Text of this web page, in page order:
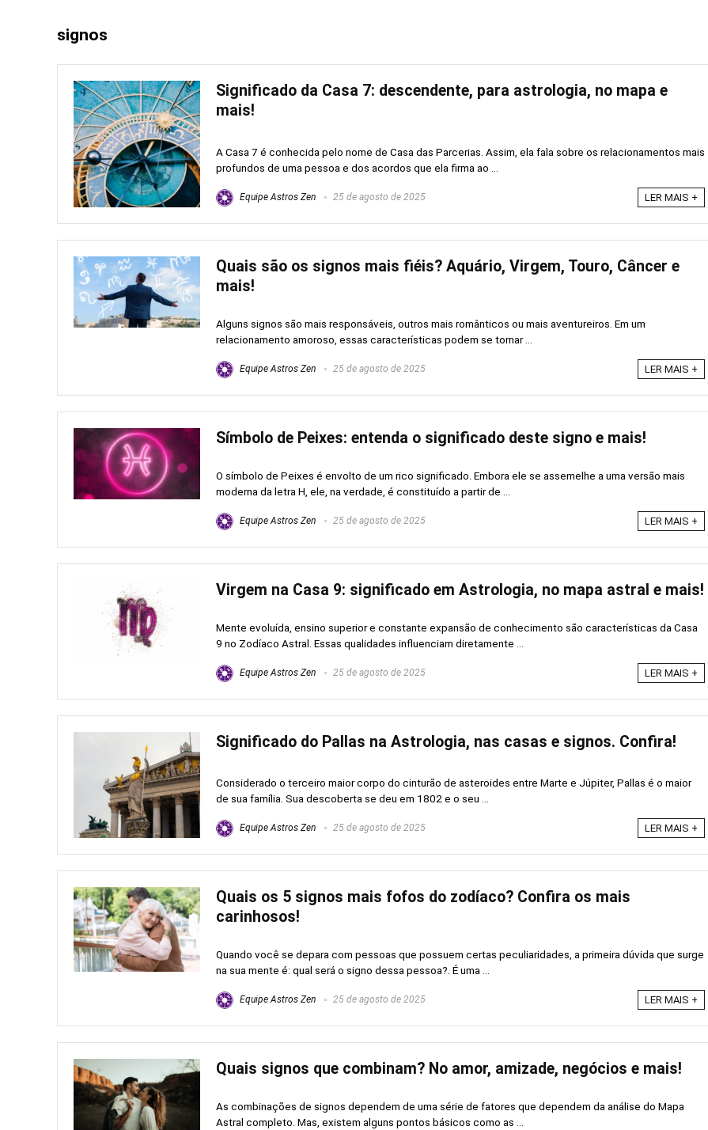
signos
Significado da Casa 7: descendente, para astrologia, no mapa e
mais!
A Casa 7 é conhecida pelo nome de Casa das Parcerias. Assim, ela fala sobre os relacionamentos mais
profundos de uma pessoa e dos acordos que ela firma ao ...
Equipe Astros Zen 25 de agosto de 2025 LER MAIS +
Quais são os signos mais fiéis? Aquário, Virgem, Touro, Câncer e
mais!
Alguns signos são mais responsáveis, outros mais românticos ou mais aventureiros. Em um
relacionamento amoroso, essas características podem se tornar ...
Equipe Astros Zen 25 de agosto de 2025 LER MAIS +
Símbolo de Peixes: entenda o significado deste signo e mais!
O símbolo de Peixes é envolto de um rico significado. Embora ele se assemelhe a uma versão mais
moderna da letra H, ele, na verdade, é constituído a partir de ...
Equipe Astros Zen 25 de agosto de 2025 LER MAIS +
Virgem na Casa 9: significado em Astrologia, no mapa astral e mais!
Mente evoluída, ensino superior e constante expansão de conhecimento são características da Casa
9 no Zodíaco Astral. Essas qualidades influenciam diretamente ...
Equipe Astros Zen 25 de agosto de 2025 LER MAIS +
Significado do Pallas na Astrologia, nas casas e signos. Confira!
Considerado o terceiro maior corpo do cinturão de asteroides entre Marte e Júpiter, Pallas é o maior
de sua família. Sua descoberta se deu em 1802 e o seu ...
Equipe Astros Zen 25 de agosto de 2025 LER MAIS +
Quais os 5 signos mais fofos do zodíaco? Confira os mais
carinhosos!
Quando você se depara com pessoas que possuem certas peculiaridades, a primeira dúvida que surge
na sua mente é: qual será o signo dessa pessoa?. É uma ...
Equipe Astros Zen 25 de agosto de 2025 LER MAIS +
Quais signos que combinam? No amor, amizade, negócios e mais!
As combinações de signos dependem de uma série de fatores que dependem da análise do Mapa
Astral completo. Mas, existem alguns pontos básicos como as ...